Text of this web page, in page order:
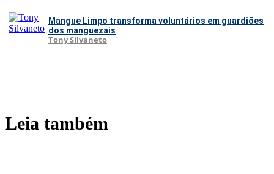
Mangue Limpo transforma voluntários em guardiões
dos manguezais
Tony Silvaneto
Leia também